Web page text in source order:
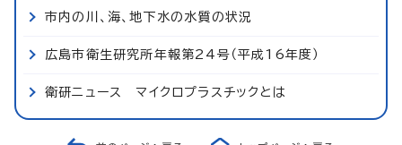
市内の川、海、地下水の水質の状況
広島市衛生研究所年報第24号（平成16年度）
衛研ニュース マイクロプラスチックとは